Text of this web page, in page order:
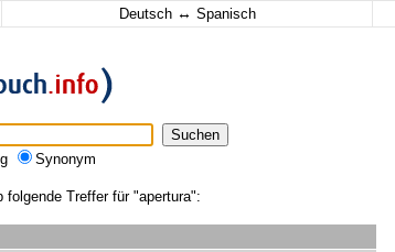
Deutsch ↔ Spanisch
Synonym
folgende Treffer für "apertura":